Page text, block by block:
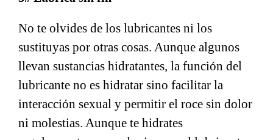
No te olvides de los lubricantes ni los
sustituyas por otras cosas. Aunque algunos
llevan sustancias hidratantes, la función del
lubricante no es hidratar sino facilitar la
interacción sexual y permitir el roce sin dolor
ni molestias. Aunque te hidrates